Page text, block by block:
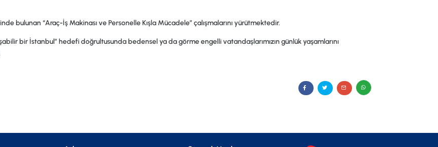
bulunan “Araç-İş Makinası ve Personelle Kışla Mücadele”çalışmalarını yürütmektedir.
bir İstanbul” hedefi doğrultusunda bedensel ya da görme engelli vatandaşlarımızın günlük yaşamlarını